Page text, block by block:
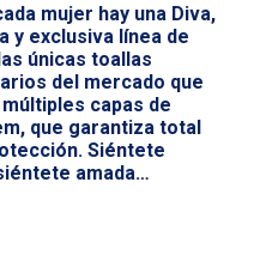
mujer hay una Diva,
y exclusiva línea de
únicas toallas
del mercado que
capas de
que garantiza total
Siéntete
amada…